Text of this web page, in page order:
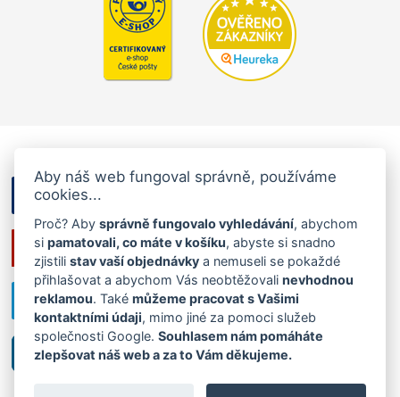
Aby náš web fungoval správně, používáme
cookies...
Proč? Abysprávně fungovalo vyhledávání, abychom
sipamatovali, co máte v košíku, abyste si snadno
zjistilistav vaší objednávky a nemuseli se pokaždé
přihlašovat a abychom Vás neobtěžovalinevhodnou
reklamou. Takémůžeme pracovat s Vašimi
kontaktními údaji, mimo jiné za pomoci služeb
společnosti Google.Souhlasem nám pomáháte
zlepšovat náš web a za to Vám děkujeme.